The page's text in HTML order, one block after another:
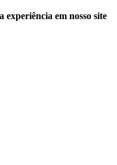
experiência em nosso site